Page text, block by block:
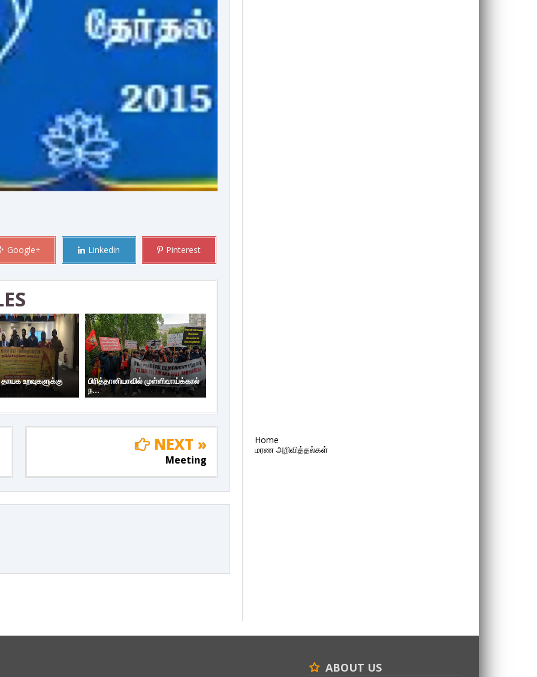
Google+ Linkedin Pinterest
தாயக உறவுகளுக்கு
பிரித்தானியாவில் முள்ளிவாய்க்கால்
ந...
NEXT »
Meeting
Home
மரண அறிவித்தல்கள்
ABOUT US